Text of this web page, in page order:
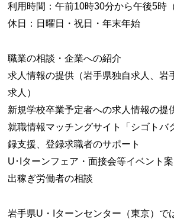
利用時間：午前10時30分から午後5時
休日：日曜日・祝日・年末年始
職業の相談・企業への紹介
求人情報の提供（岩手県独自求人、岩
求人）
新規学校卒業予定者への求人情報の提
就職情報マッチングサイト「シゴトバ
録支援、登録求職者のサポート
U･Iターンフェア・面接会等イベント
出稼ぎ労働者の相談
岩手県U・Iターンセンター（東京）で